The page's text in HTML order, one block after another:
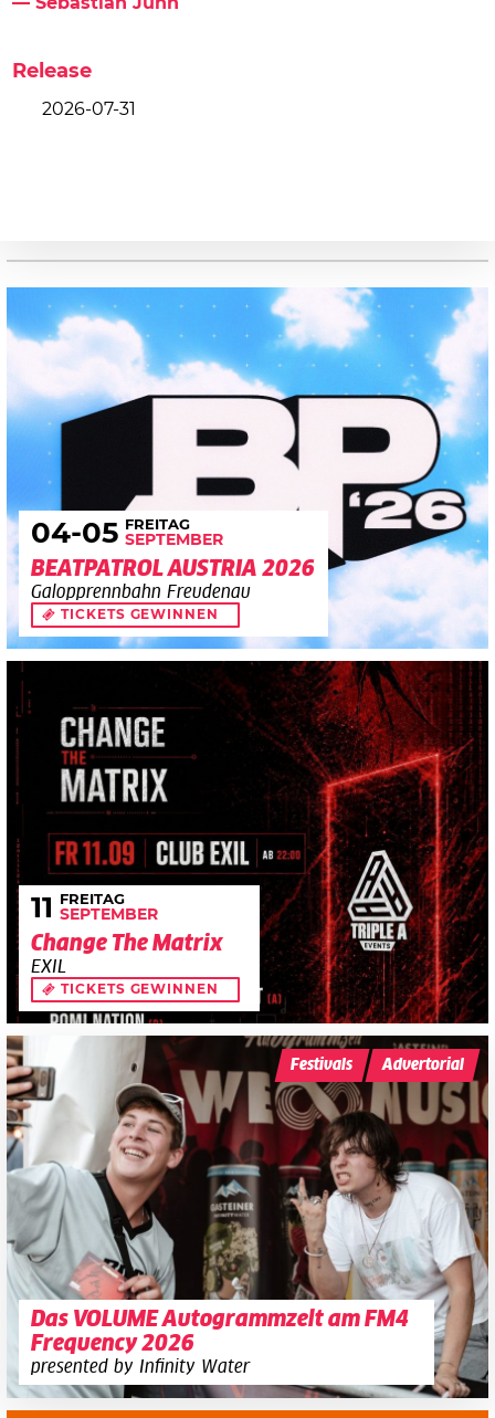
Release
2026-07-31
04-05 FREITAG
SEPTEMBER
BEATPATROL AUSTRIA 2026
Galopprennbahn Freudenau
TICKETS GEWINNEN
11 FREITAG
SEPTEMBER
Change The Matrix
EXIL
TICKETS GEWINNEN
Das VOLUME Autogrammzelt am FM4
Frequency 2026
presented by Infinity Water
Festivals Advertorial